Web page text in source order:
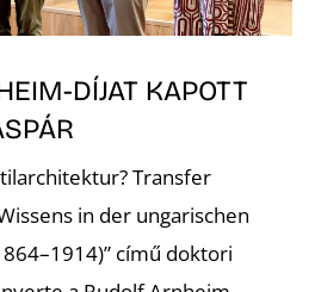
DÍJAT KAPOTT
Transfer
in der ungarischen
című doktori